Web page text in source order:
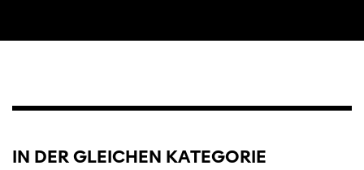
IN DER GLEICHEN KATEGORIE